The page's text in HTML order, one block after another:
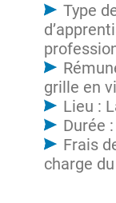
Type
grille en
Lieu :
Durée
Frais
charge